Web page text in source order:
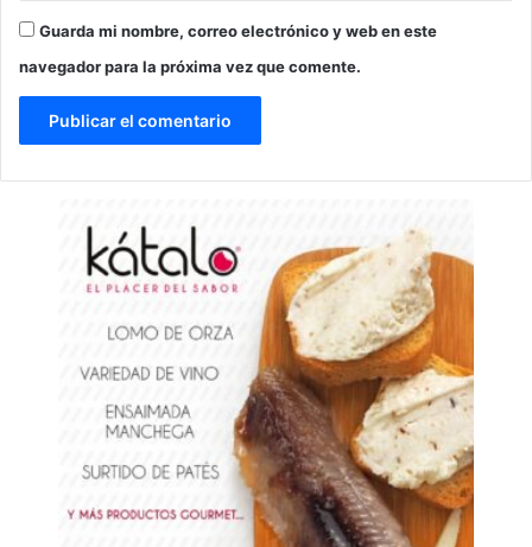
Guarda mi nombre, correo electrónico y web en este
navegador para la próxima vez que comente.